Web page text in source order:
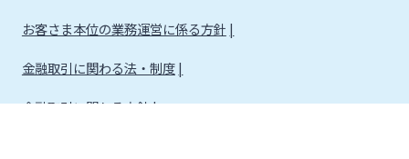
お客さま本位の業務運営に係る方針
金融取引に関わる法・制度
金融取引に関わる方針